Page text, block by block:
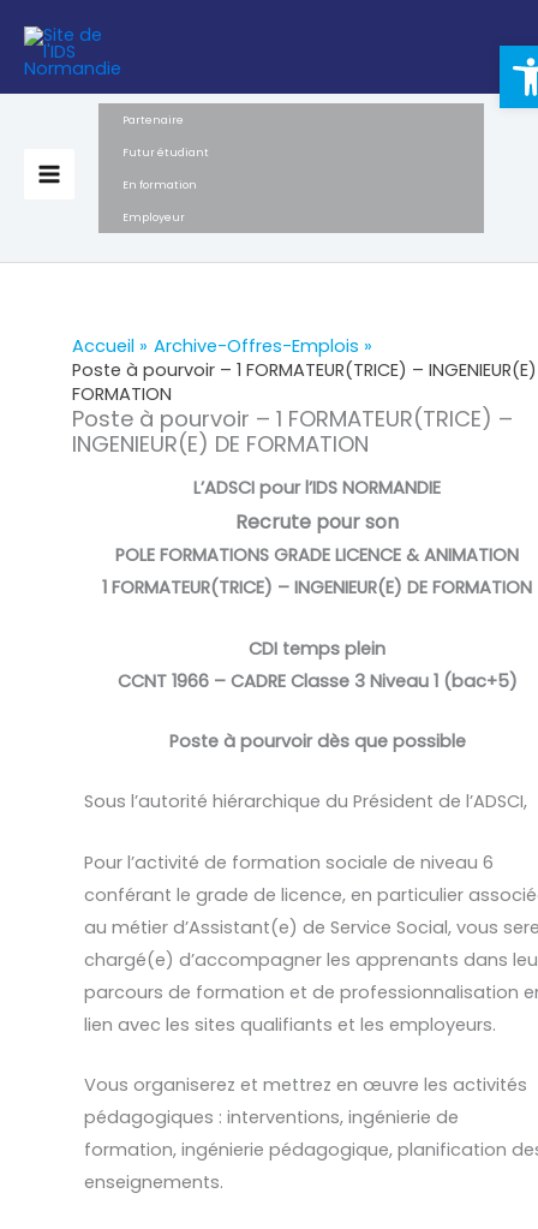
contenu
Partenaire
Futur étudiant
En formation
Employeur
Accueil
Archive-Offres-Emplois
Poste à pourvoir – 1 FORMATEUR(TRICE) –
FORMATION
Poste à pourvoir – 1 FORMATEUR(TRICE) –
INGENIEUR(E) DE FORMATION
L’ADSCI pour l’IDS NORMANDIE
Recrute pour son
POLE FORMATIONS GRADE LICENCE & ANIMATION
1 FORMATEUR(TRICE) – INGENIEUR(E) DE FORMATION
CDI temps plein
CCNT 1966 – CADRE Classe 3 Niveau 1 (bac+5)
Poste à pourvoir dès que possible
Sous l’autorité hiérarchique du Président de l’ADSCI,
Pour l’activité de formation sociale de niveau 6
conférant le grade de licence, en particulier
au métier d’Assistant(e) de Service Social, vous
chargé(e) d’accompagner les apprenants dans
parcours de formation et de professionnalisation
lien avec les sites qualifiants et les employeurs.
Vous organiserez et mettrez en œuvre les activités
pédagogiques : interventions, ingénierie de
formation, ingénierie pédagogique, planification
enseignements.